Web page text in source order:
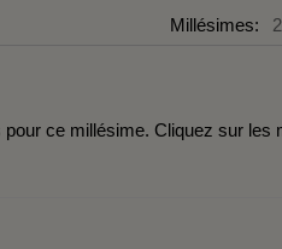
Millésimes:
ce millésime. Cliquez sur